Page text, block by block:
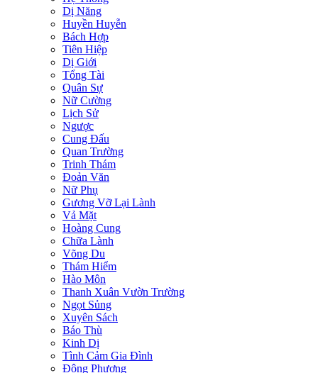
Dị Năng
Huyền Huyễn
Bách Hợp
Tiên Hiệp
Dị Giới
Tổng Tài
Quân Sự
Nữ Cường
Lịch Sử
Ngược
Cung Đấu
Quan Trường
Trinh Thám
Đoản Văn
Nữ Phụ
Gương Vỡ Lại Lành
Vả Mặt
Hoàng Cung
Chữa Lành
Võng Du
Thám Hiểm
Hào Môn
Thanh Xuân Vườn Trường
Ngọt Sủng
Xuyên Sách
Báo Thù
Kinh Dị
Tình Cảm Gia Đình
Đông Phương